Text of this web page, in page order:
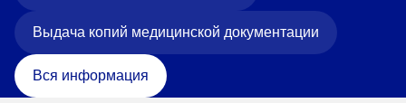
Выдача копий медицинской документации
Вся информация